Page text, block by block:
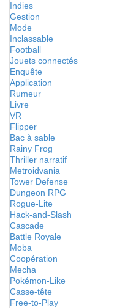
Indies
Gestion
Mode
Inclassable
Football
Jouets connectés
Enquête
Application
Rumeur
Livre
VR
Flipper
Bac à sable
Rainy Frog
Thriller narratif
Metroidvania
Tower Defense
Dungeon RPG
Rogue-Lite
Hack-and-Slash
Cascade
Battle Royale
Moba
Coopération
Mecha
Pokémon-Like
Casse-tête
Free-to-Play